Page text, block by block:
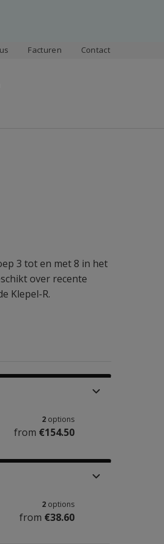
Facturen Contact
3 tot en met 8 in het
over recente
Klepel-R.
2 options
from €154.50
2 options
from €38.60